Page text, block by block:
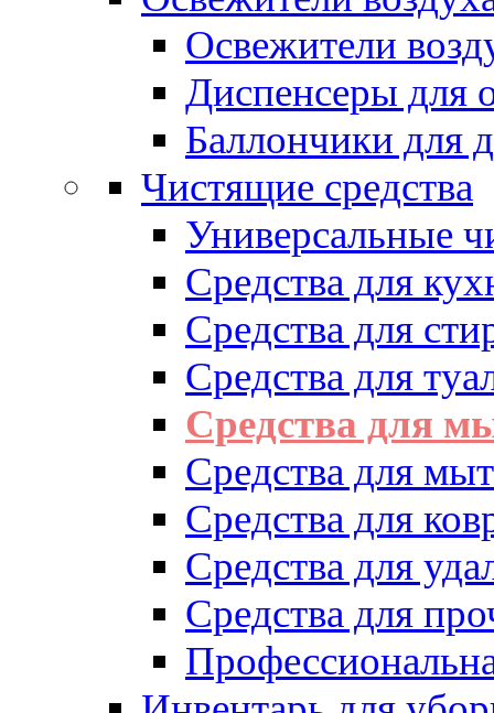
Освежители
Диспенсеры для
Баллончики для
Чистящие средства
Универсальные
Средства для
Средства для
Средства для
Средства для
Средства для
Средства для
Средства для
Средства для